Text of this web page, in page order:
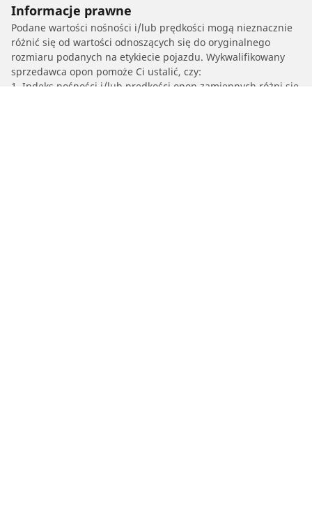
Informacje prawne
Podane wartości nośności i/lub prędkości mogą nieznacznie
różnić się od wartości odnoszących się do oryginalnego
rozmiaru podanych na etykiecie pojazdu. Wykwalifikowany
sprzedawca opon pomoże Ci ustalić, czy:
1. Indeks nośności i/lub prędkości opon zamiennych różni się